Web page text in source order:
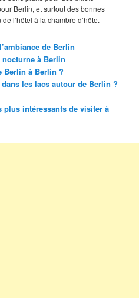
Berlin, et surtout des bonnes
l’hôtel à la chambre d’hôte.
de Berlin
à Berlin
Berlin à Berlin ?
les lacs autour de Berlin ?
plus intéressants de visiter à